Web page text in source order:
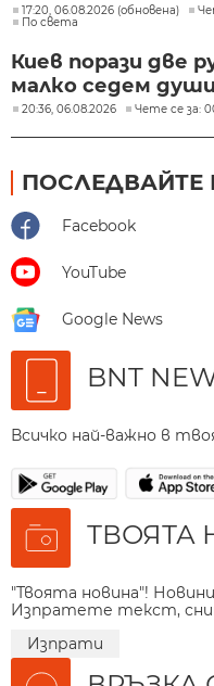
17:20, 06.08.2026 (обновена)
По света
Киев порази две
малко седем души
20:36, 06.08.2026 Чете се за:
ПОСЛЕДВАЙТЕ
Facebook
YouTube
Google News
BNT
Всичко най-важно в
ТВОЯТА
"Твоята новина"!
Изпратете текст,
Изпрати